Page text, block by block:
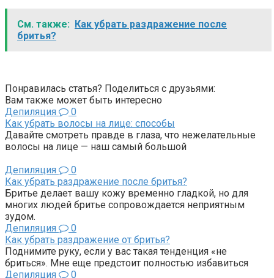
См. также: Как убрать раздражение после
бритья?
Понравилась статья? Поделиться с друзьями:
Вам также может быть интересно
Депиляция
0
Как убрать волосы на лице: способы
Давайте смотреть правде в глаза, что нежелательные
волосы на лице — наш самый большой
Депиляция
0
Как убрать раздражение после бритья?
Бритье делает вашу кожу временно гладкой, но для
многих людей бритье сопровождается неприятным
зудом.
Депиляция
0
Как убрать раздражение от бритья?
Поднимите руку, если у вас такая тенденция «не
бриться». Мне еще предстоит полностью избавиться
Депиляция
0